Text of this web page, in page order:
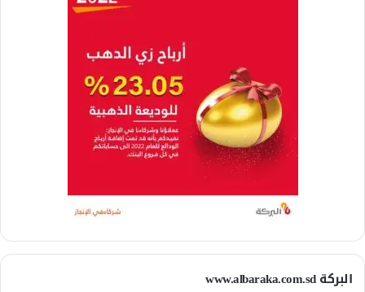
البركة www.albaraka.com.sd